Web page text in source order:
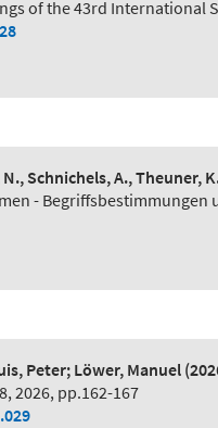
of the 43rd International
Schnichels, A.,
- Begriffsbestimmungen
Peter; Löwer, Manuel
2026, pp.162-167